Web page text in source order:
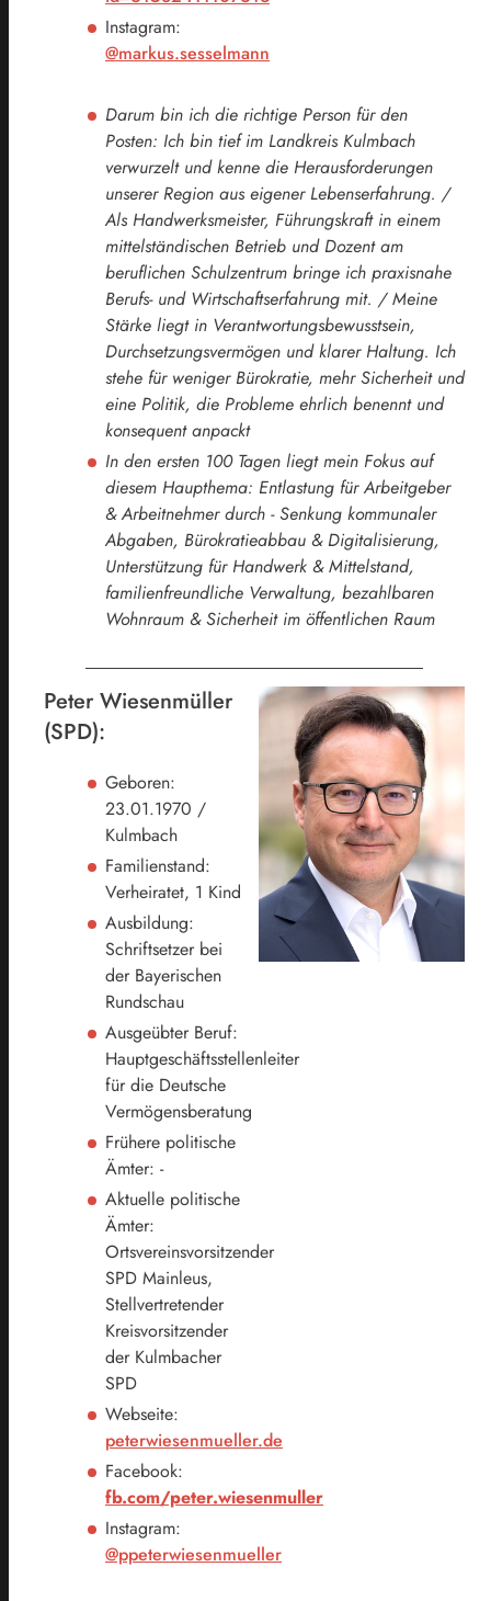
Instagram:
@markus.sesselmann
Darum bin ich die richtige Person für den
Posten: Ich bin tief im Landkreis Kulmbach
verwurzelt und kenne die Herausforderungen
unserer Region aus eigener Lebenserfahrung. /
Als Handwerksmeister, Führungskraft in einem
mittelständischen Betrieb und Dozent am
beruflichen Schulzentrum bringe ich praxisnahe
Berufs- und Wirtschaftserfahrung mit. / Meine
Stärke liegt in Verantwortungsbewusstsein,
Durchsetzungsvermögen und klarer Haltung. Ich
stehe für weniger Bürokratie, mehr Sicherheit und
eine Politik, die Probleme ehrlich benennt und
konsequent anpackt
In den ersten 100 Tagen liegt mein Fokus auf
diesem Haupthema: Entlastung für Arbeitgeber
& Arbeitnehmer durch - Senkung kommunaler
Abgaben, Bürokratieabbau & Digitalisierung,
Unterstützung für Handwerk & Mittelstand,
familienfreundliche Verwaltung, bezahlbaren
Wohnraum & Sicherheit im öffentlichen Raum
Peter Wiesenmüller
(SPD):
Geboren:
23.01.1970 /
Kulmbach
Familienstand:
Verheiratet, 1 Kind
Ausbildung:
Schriftsetzer bei
der Bayerischen
Rundschau
Ausgeübter Beruf:
Hauptgeschäftsstellenleiter
für die Deutsche
Vermögensberatung
Frühere politische
Ämter: -
Aktuelle politische
Ämter:
Ortsvereinsvorsitzender
SPD Mainleus,
Stellvertretender
Kreisvorsitzender
der Kulmbacher
SPD
Webseite:
peterwiesenmueller.de
Facebook:
fb.com/peter.wiesenmuller
Instagram:
@ppeterwiesenmueller